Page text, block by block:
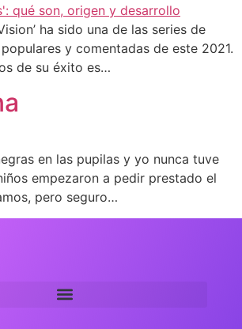
ha sido una de las series de
y comentadas de este 2021.
de su éxito es…
en las pupilas y yo nunca tuve
empezaron a pedir prestado el
pero seguro…